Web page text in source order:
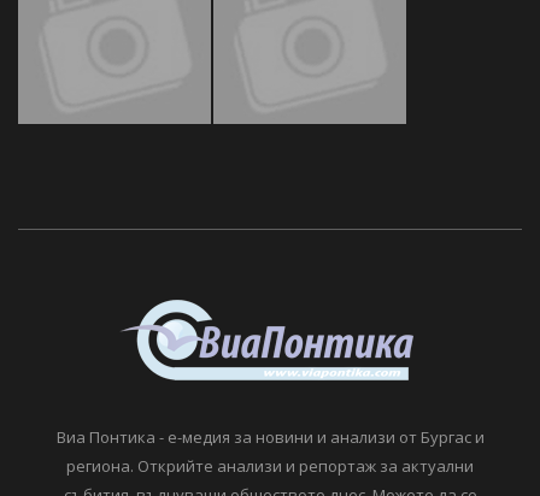
Виа Понтика - е-медия за новини и анализи от Бургас и
региона. Открийте анализи и репортаж за актуални